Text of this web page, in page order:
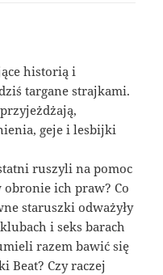
historią i
targane strajkami.
geje i lesbijki
ruszyli na pomoc
ich praw? Co
staruszki odważyły
i seks barach
razem bawić się
Beat? Czy raczej